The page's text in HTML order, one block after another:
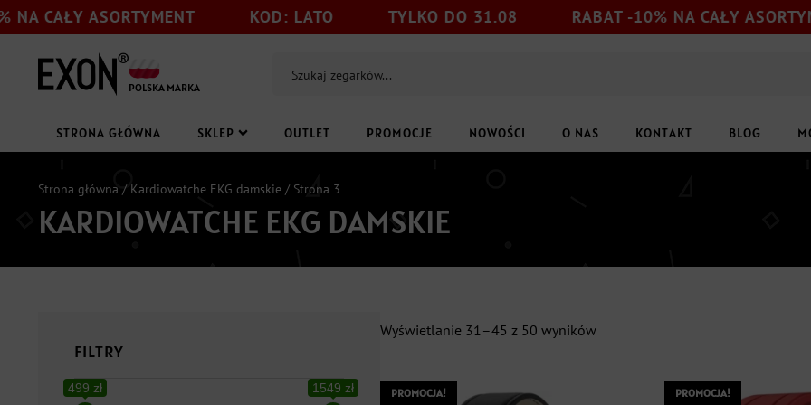
ASORTYMENT KOD: LATO TYLKO DO 31.08 RABAT -10% NA CAŁY ASORTYMENT
POLSKA MARKA
STRONA GŁÓWNA SKLEP OUTLET PROMOCJE NOWOŚCI O NAS KONTAKT BLOG
Strona główna / Kardiowatche EKG damskie / Strona 3
KARDIOWATCHE EKG DAMSKIE
FILTRY
499 zł 1549 zł
Wyświetlanie 31–45 z 50 wynikówPosortowane
PROMOCJA! PROMOCJA!